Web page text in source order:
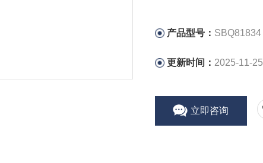
产品型号： SBQ81834
更新时间： 2025-11-25
立即咨询